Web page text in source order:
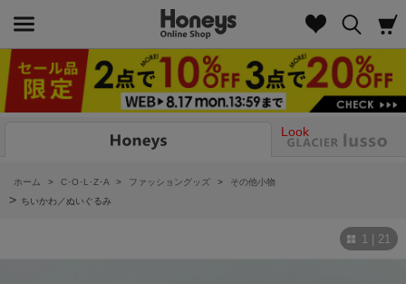
Look
ホーム > C･O･L･Z･A > ファッショングッズ > その他小物
> ちいかわ／ぬいぐるみ
1 | 21